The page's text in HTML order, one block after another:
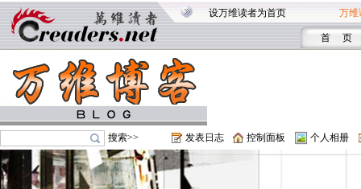
设万维读者为首页 万维
首 页
搜索>> 发表日志 控制面板 个人相册